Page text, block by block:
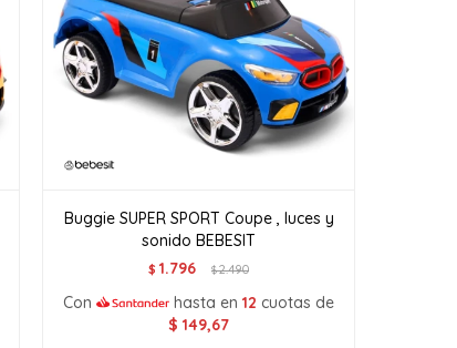
Buggie SUPER SPORT Coupe , luces y
sonido BEBESIT
$ 1.796 $2.490
Con hasta en12 cuotas de
$ 149,67